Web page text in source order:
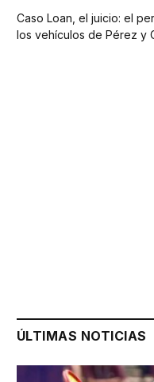
Caso Loan, el juicio: el
los vehículos de Pérez y
ÚLTIMAS NOTICIAS